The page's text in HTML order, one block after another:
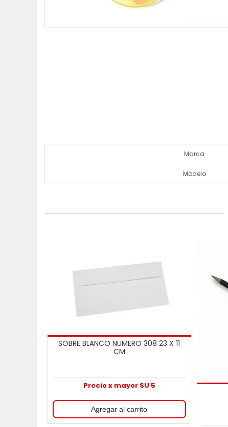
Marca
Modelo
SOBRE BLANCO NUMERO 308 23 X 11
CM
Precio x mayor $U 5